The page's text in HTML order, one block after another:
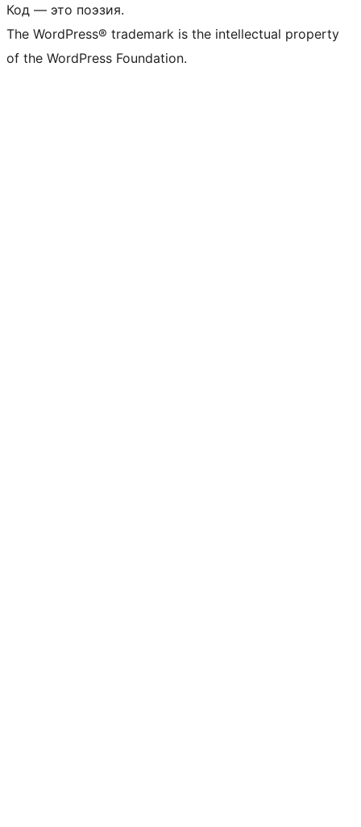
Код — это поэзия.
The WordPress® trademark is the intellectual property
of the WordPress Foundation.